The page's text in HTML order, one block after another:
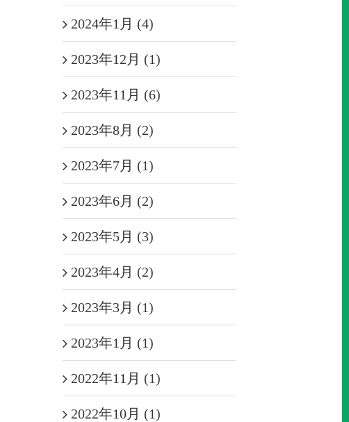
2024年1月 (4)
2023年12月 (1)
2023年11月 (6)
2023年8月 (2)
2023年7月 (1)
2023年6月 (2)
2023年5月 (3)
2023年4月 (2)
2023年3月 (1)
2023年1月 (1)
2022年11月 (1)
2022年10月 (1)